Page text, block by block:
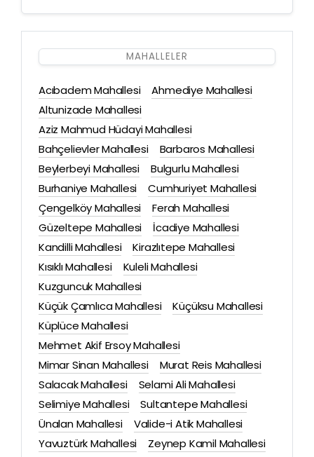
MAHALLELER
Acıbadem Mahallesi
Ahmediye Mahallesi
Altunizade Mahallesi
Aziz Mahmud Hüdayi Mahallesi
Bahçelievler Mahallesi
Barbaros Mahallesi
Beylerbeyi Mahallesi
Bulgurlu Mahallesi
Burhaniye Mahallesi
Cumhuriyet Mahallesi
Çengelköy Mahallesi
Ferah Mahallesi
Güzeltepe Mahallesi
İcadiye Mahallesi
Kandilli Mahallesi
Kirazlıtepe Mahallesi
Kısıklı Mahallesi
Kuleli Mahallesi
Kuzguncuk Mahallesi
Küçük Çamlıca Mahallesi
Küçüksu Mahallesi
Küplüce Mahallesi
Mehmet Akif Ersoy Mahallesi
Mimar Sinan Mahallesi
Murat Reis Mahallesi
Salacak Mahallesi
Selami Ali Mahallesi
Selimiye Mahallesi
Sultantepe Mahallesi
Ünalan Mahallesi
Valide-i Atik Mahallesi
Yavuztürk Mahallesi
Zeynep Kamil Mahallesi